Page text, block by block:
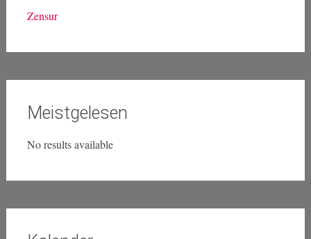
Zensur
Meistgelesen
No results available